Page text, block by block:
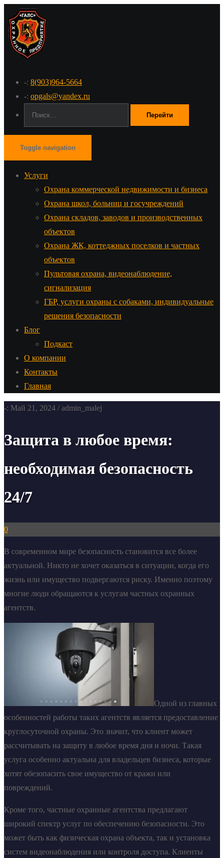
-: 8(903)964-5664
-: opgals@yandex.ru
Toggle navigation
Услуги
Охрана коммерческой недвижимости и бизнеса
Охрана школ, больниц и госучреждений
Охрана складов, заводов и производственных
объектов
Охрана ЖК, коттеджных поселков и частных
объектов
Пультовая охрана, видеонаблюдение,
сигнализация
ГБР, услуги охраны с собаками, индивидуальные
решения безопасности
Блог
Подкаст
О компании
Контакты
Главная
-: Май 21, 2024 / admin_malej
Защита в любое время:
необходимая безопасность
24/7
0
В современном мире безопасность становится все более
актуальной. Никто не хочет оказаться в ситуации, когда его
жизнь или имущество подвергаются риску. Именно поэтому
многие люди обращаются к услугам частных охранных
агентств.
Одной из главных
особенностей работы таких агентств является предоставление
круглосуточной охраны. Это значит, что клиент может
рассчитывать на защиту в любое время дня и ночи. Такая
услуга особенно актуальна для владельцев бизнеса, которые
хотят обезопасить свое имущество от кражи или
повреждений.
Кроме того, частные охранные агентства предлагают
широкий спектр услуг по обеспечению безопасности. Это
может быть как физическая охрана объекта, так и установка
систем видеонаблюдения или контроля доступа. Клиенты